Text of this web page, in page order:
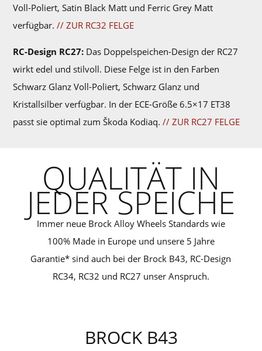
Voll-Poliert, Satin Black Matt und Ferric Grey Matt
verfügbar.// ZUR RC32 FELGE
RC-Design RC27: Das Doppelspeichen-Design der RC27
wirkt edel und stilvoll. Diese Felge ist in den Farben
Schwarz Glanz Voll-Poliert, Schwarz Glanz und
Kristallsilber verfügbar. In der ECE-Größe 6.5×17 ET38
passt sie optimal zum Škoda Kodiaq.// ZUR RC27 FELGE
QUALITÄT IN
JEDER SPEICHE
Immer neue Brock Alloy Wheels Standards wie
100% Made in Europe und unsere 5 Jahre
Garantie* sind auch bei der Brock B43, RC-Design
RC34, RC32 und RC27 unser Anspruch.
BROCK B43